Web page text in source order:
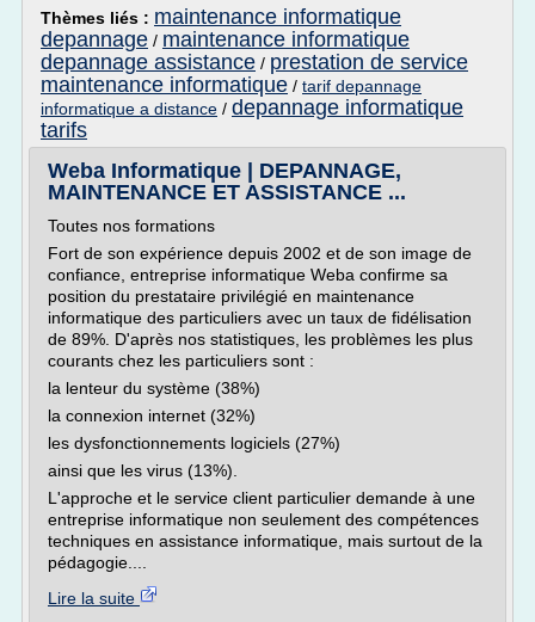
Thèmes liés : maintenance informatique
depannage / maintenance informatique
depannage assistance / prestation de service
maintenance informatique / tarif depannage
informatique a distance / depannage informatique
tarifs
Weba Informatique | DEPANNAGE,
MAINTENANCE ET ASSISTANCE ...
Toutes nos formations
Fort de son expérience depuis 2002 et de son image de
confiance, entreprise informatique Weba confirme sa
position du prestataire privilégié en maintenance
informatique des particuliers avec un taux de fidélisation
de 89%. D'après nos statistiques, les problèmes les plus
courants chez les particuliers sont :
la lenteur du système (38%)
la connexion internet (32%)
les dysfonctionnements logiciels (27%)
ainsi que les virus (13%).
L'approche et le service client particulier demande à une
entreprise informatique non seulement des compétences
techniques en assistance informatique, mais surtout de la
pédagogie....
Lire la suite